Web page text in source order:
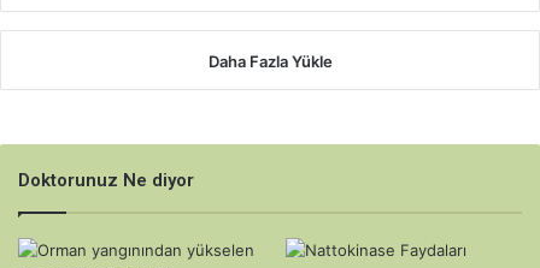
Daha Fazla Yükle
Doktorunuz Ne diyor